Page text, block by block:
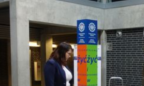
zdrowia — czas zacząć mówić o